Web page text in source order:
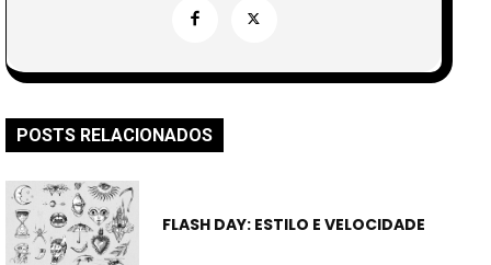
POSTS RELACIONADOS
FLASH DAY: ESTILO E VELOCIDADE